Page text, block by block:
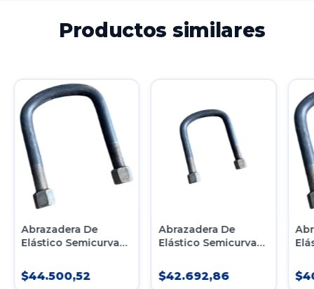
Productos similares
Abrazadera De
Elástico Semicurva
C/tuercas
$44.500,52
Abrazadera De
Elástico Semicurva
C/tuercas
$42.692,86
C/